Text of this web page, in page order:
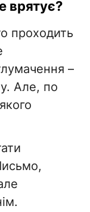
врятує?
проходить
–
Але, по